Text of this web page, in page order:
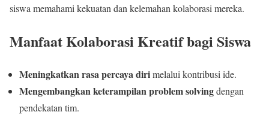
siswa memahami kekuatan dan kelemahan kolaborasi mereka.
Manfaat Kolaborasi Kreatif bagi Siswa
Meningkatkan rasa percaya dirimelalui kontribusi ide.
Mengembangkan keterampilan problem solvingdengan
pendekatan tim.